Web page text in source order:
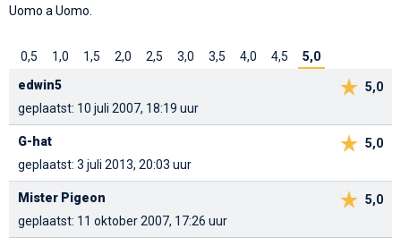
Uomo a Uomo.
0,5 1,0 1,5 2,0 2,5 3,0 3,5 4,0 4,5 5,0
5,0
edwin5
geplaatst: 10 juli 2007, 18:19 uur
5,0
G-hat
geplaatst: 3 juli 2013, 20:03 uur
5,0
Mister Pigeon
geplaatst: 11 oktober 2007, 17:26 uur